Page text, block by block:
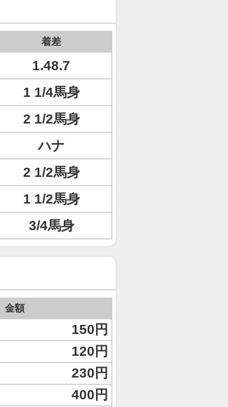
着差
1.48.7
1 1/4馬身
2 1/2馬身
ハナ
2 1/2馬身
1 1/2馬身
3/4馬身
金額
150円
120円
230円
400円